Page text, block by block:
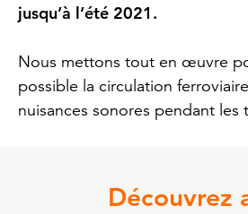
jusqu’à l’été 2021.
Nous mettons tout en œuvre
possible la circulation
nuisances sonores pendant les
Découvrez